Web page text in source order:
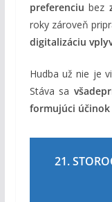
preferenciu bez
roky zároveň
digitalizáciu
Hudba už nie je
Stáva sa
formujúci účinok
21.